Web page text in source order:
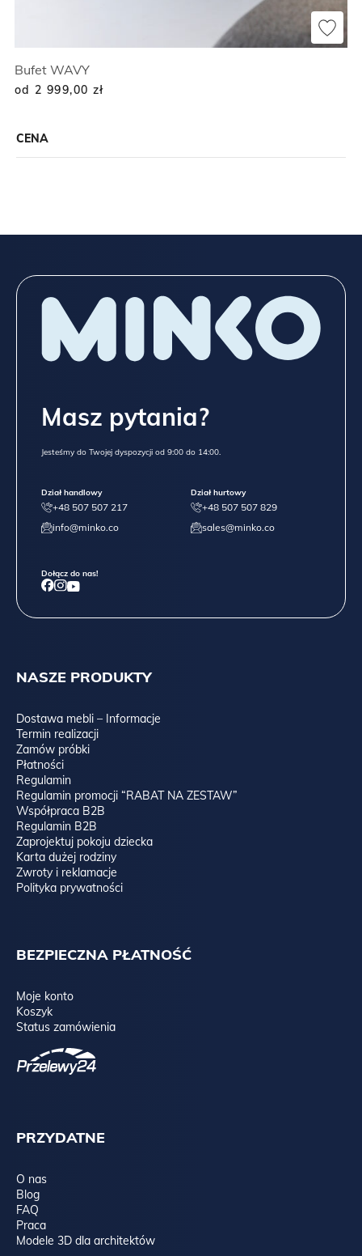
CENA
Bufet WAVY
od 2 999,00 zł
NASZE PRODUKTY
Dostawa mebli – Informacje
Termin realizacji
Zamów próbki
Płatności
Regulamin
Regulamin promocji “RABAT NA ZESTAW”
Współpraca B2B
Regulamin B2B
Zaprojektuj pokoju dziecka
Karta dużej rodziny
Zwroty i reklamacje
Polityka prywatności
BEZPIECZNA PŁATNOŚĆ
Moje konto
Koszyk
Status zamówienia
PRZYDATNE
O nas
Blog
FAQ
Praca
Modele 3D dla architektów
Masz pytania?
Jesteśmy do Twojej dyspozycji od 9:00 do 14:00.
Dział handlowy
+48 507 507 217
info@minko.co
Dział hurtowy
+48 507 507 829
sales@minko.co
Dołącz do nas!